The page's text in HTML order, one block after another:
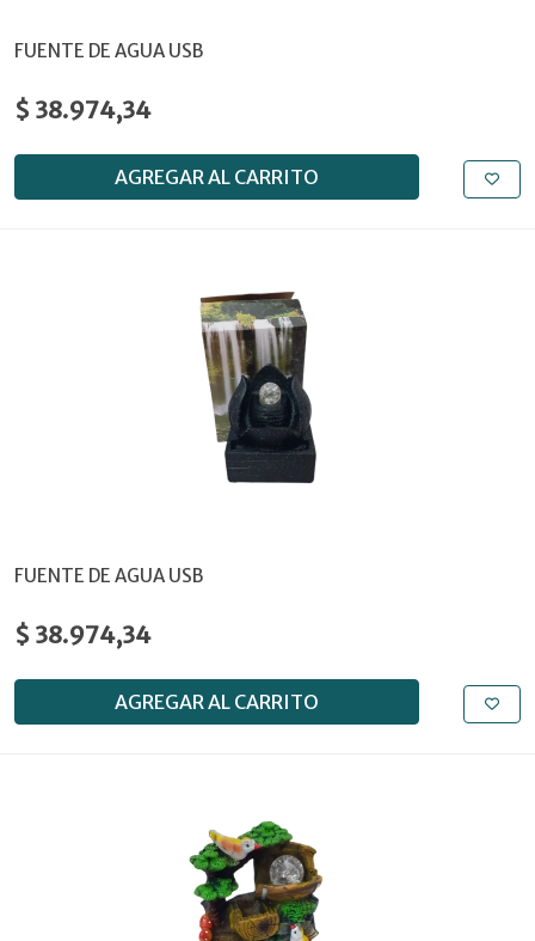
FUENTE DE AGUA USB
$ 38.974,34
AGREGAR AL CARRITO
FUENTE DE AGUA USB
$ 38.974,34
AGREGAR AL CARRITO